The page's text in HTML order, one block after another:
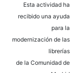
Esta actividad ha
recibido una ayuda
para la
modernización de las
librerías
de la Comunidad de